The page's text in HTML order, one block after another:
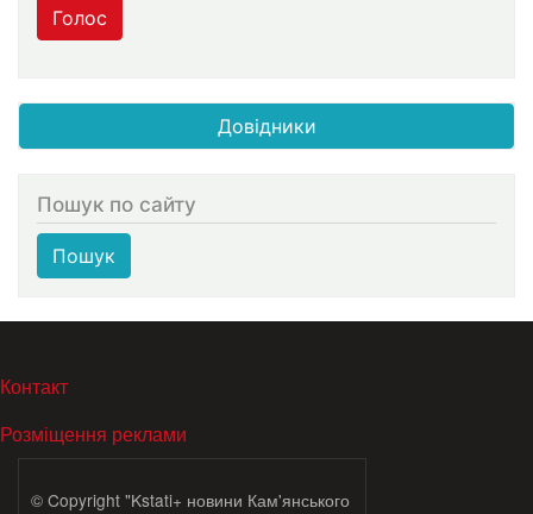
Голос
Довідники
Пошук по сайту
Пошук
МЕНЮ В ПОДВАЛЕ
Контакт
Розміщення реклами
© Copyright "Kstati+ новини Кам'янського